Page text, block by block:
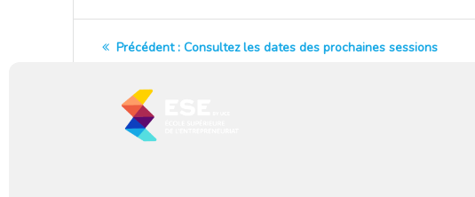
Navigation
l’article
Précédent : Article
Consultez les dates des prochaines sessions
professionnelle Entrepreneur de la TPE RNCP35215